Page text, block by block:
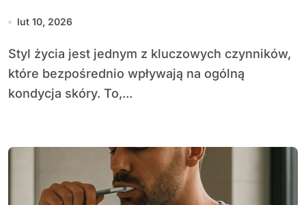
lut 10, 2026
Styl życia jest jednym z kluczowych czynników,
które bezpośrednio wpływają na ogólną
kondycja skóry. To,...